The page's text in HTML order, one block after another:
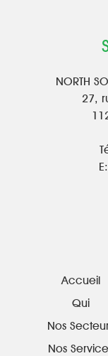
NORTH
27,
E:
Accueil
Qui
Nos
Nos